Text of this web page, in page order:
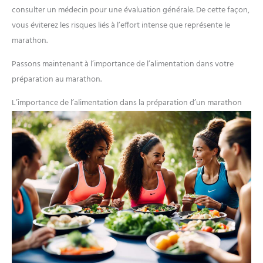
mari, petit ami, fils, vous-même et plus encore
consulter un médecin pour une évaluation générale. De cette façon,
vous éviterez les risques liés à l’effort intense que représente le
marathon.
Passons maintenant à l’importance de l’alimentation dans votre
préparation au marathon.
L’importance de l’alimentation dans la préparation d’un marathon